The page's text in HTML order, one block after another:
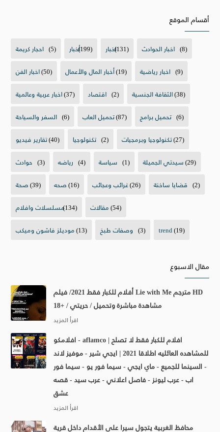
أقسام الموقع
احجار كريمة (5) أخبار(199) اخبار(131) اخبار الحوادث (8)
اخبار الفن(50) أخبار المال والأعمال(19) اخبار رياضية (9)
اخبار عربية وعالمية(37) اقتصاد (2) الثقافة الجنسية(38)
السفر والسياحة (6) تحميل العاب(87) تحميل برامج (6)
تقارير فيديو(40) تكنولوجيا (2) تكنولوجيا وبرمجيات(27)
حوادث (3) رياضه (4) سياسة (1) سيدتي الجميلة(29)
صحة(39) صحه(16) غرائب وعجائب(26) قضايا ساخنة (2)
مسلسلات وافلام(134) مقالات(54)
موديلز فاشون وميكب(13) وصفات طبخ (3) trend(19)
مقال الاسبوع
أفلام للكبار فقط 2021/ فيلم Lie with Me مترجم HD
مشاهدة مباشرة وتحميل / حريتي / +18
افلامكو - aflamco | افلام للكبار فقط لا تصلح
للمشاهده العائليه اطلاقا 2021 | ايجي شير - موفيز لاند
- السينما للجميع - ماي ايجي - سيما فور يو - سيما فور
اب - عرب ليونز - فاصل اعلاني - عرب سيد - قصه
عشق
محافظ الغربية يتجول سيرا على الأقدام داخل قرية